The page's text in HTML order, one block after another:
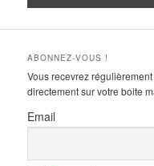
ABONNEZ-VOUS !
Vous recevrez
directement sur votre boite
Email